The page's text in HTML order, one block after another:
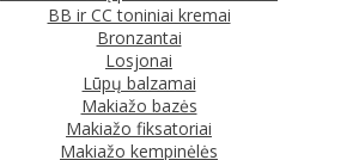
BB ir CC toniniai kremai
Bronzantai
Losjonai
Lūpų balzamai
Makiažo bazės
Makiažo fiksatoriai
Makiažo kempinėlės